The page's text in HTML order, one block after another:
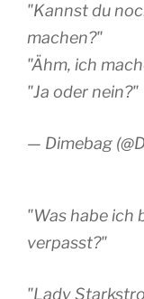
"Kannst du
machen?"
"Ähm, ich
"Ja oder nein?"
— Dimebag
"Was habe ich
verpasst?"
"Lady